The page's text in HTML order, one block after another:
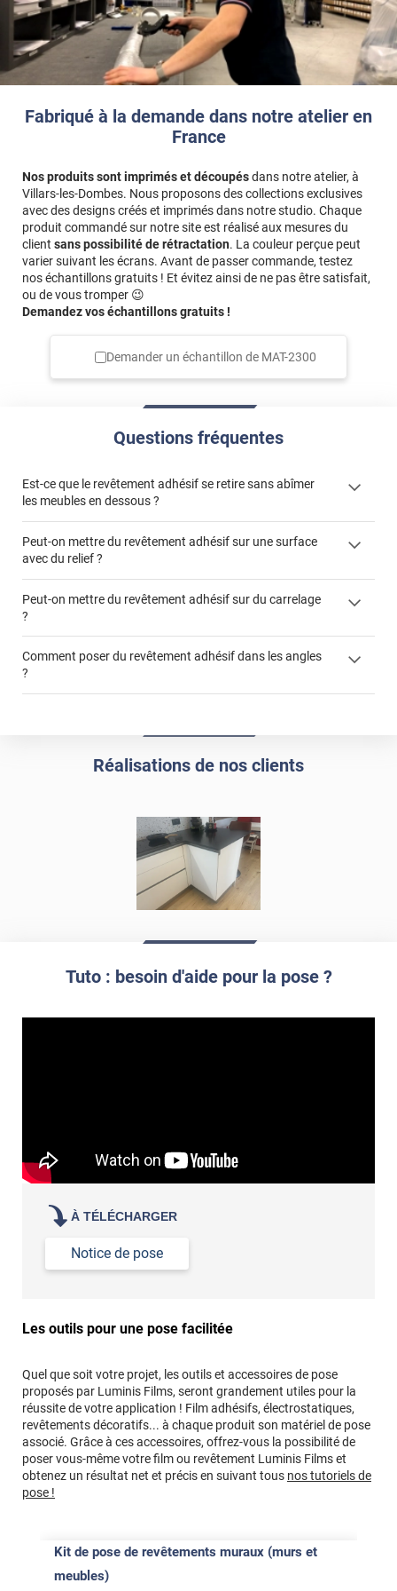
Fabriqué à la demande dans notre atelier en
France
Nos produits sont imprimés et découpésdans notre atelier, à
Villars-les-Dombes. Nous proposons des collections exclusives
avec des designs créés et imprimés dans notre studio. Chaque
produit commandé sur notre site est réalisé aux mesures du
client sans possibilité de rétractation. La couleur perçue peut
varier suivant les écrans. Avant de passer commande, testez
nos échantillons gratuits ! Et évitez ainsi de ne pas être satisfait,
ou de vous tromper 😉
Demandez vos échantillons gratuits !
Demander un échantillon de MAT-2300
Réalisations de nos clients
Questions fréquentes
Est-ce que le revêtement adhésif se retire sans abîmer
les meubles en dessous ?
colle
Peut-on mettre du revêtement adhésif sur une surface
avec du relief ?
Peut-on mettre du revêtement adhésif sur du carrelage
?
Commander à la taille des carreaux et réappliquer un joint
propre par dessus
Comment poser du revêtement adhésif dans les angles
?
*****
Il y a 1268 jours
Le format n’est pas le bon Commande en 90 cm et livré en
Tuto : besoin d'aide pour la pose ?
À TÉLÉCHARGER
Notice de pose
Les outils pour une pose facilitée
Quel que soit votre projet, les outils et accessoires de pose
proposés par Luminis Films, seront grandement utiles pour la
réussite de votre application ! Film adhésifs, électrostatiques,
revêtements décoratifs... à chaque produit son matériel de pose
associé. Grâce à ces accessoires, offrez-vous la possibilité de
poser vous-même votre film ou revêtement Luminis Films et
obtenez un résultat net et précis en suivant tous nos tutoriels de
pose !
Kit de pose de revêtements muraux (murs et
meubles)